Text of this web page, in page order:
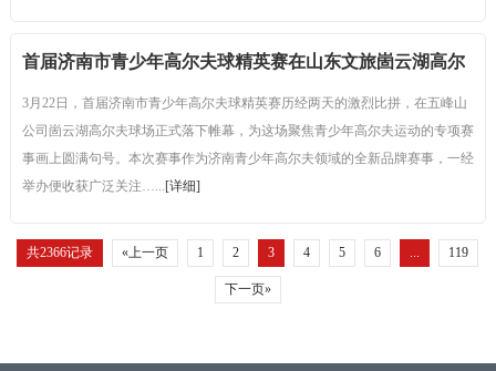
首届济南市青少年高尔夫球精英赛在山东文旅崮云湖高尔
夫俱乐部圆满落幕
3月22日，首届济南市青少年高尔夫球精英赛历经两天的激烈比拼，在五峰山
公司崮云湖高尔夫球场正式落下帷幕，为这场聚焦青少年高尔夫运动的专项赛
事画上圆满句号。本次赛事作为济南青少年高尔夫领域的全新品牌赛事，一经
举办便收获广泛关注…...[详细]
共2366记录 «上一页 1 2 3 4 5 6 ... 119
下一页»